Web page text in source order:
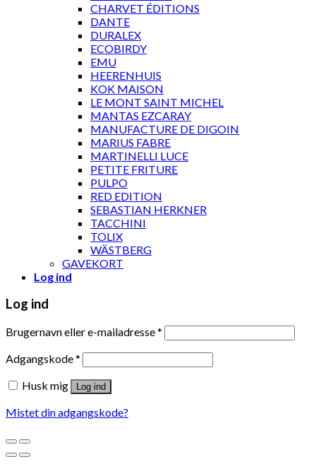
CHARVET ÉDITIONS
DANTE
DURALEX
ECOBIRDY
EMU
HEERENHUIS
KOK MAISON
LE MONT SAINT MICHEL
MANTAS EZCARAY
MANUFACTURE DE DIGOIN
MARIUS FABRE
MARTINELLI LUCE
PETITE FRITURE
PULPO
RED EDITION
SEBASTIAN HERKNER
TACCHINI
TOLIX
WÄSTBERG
GAVEKORT
Log ind
Log ind
Brugernavn eller e-mailadresse*
Adgangskode*
Husk mig
Log ind
Mistet din adgangskode?